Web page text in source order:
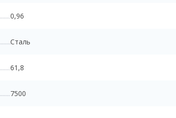
0,96
Сталь
61,8
7500